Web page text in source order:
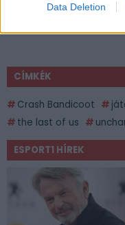
Data Deletion
CÍMKÉK
Crash Bandicoot
the last of us
ESPORT1 HÍREK